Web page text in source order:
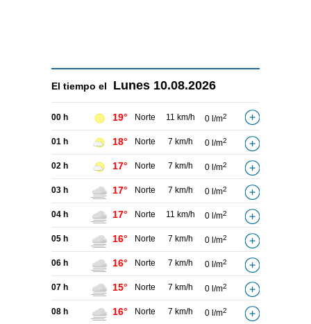
El tiempo el Lunes 10.08.2026
00 h 19° Norte 11 km/h 0 l/m2
01 h 18° Norte 7 km/h 0 l/m2
02 h 17° Norte 7 km/h 0 l/m2
03 h 17° Norte 7 km/h 0 l/m2
04 h 17° Norte 11 km/h 0 l/m2
05 h 16° Norte 7 km/h 0 l/m2
06 h 16° Norte 7 km/h 0 l/m2
07 h 15° Norte 7 km/h 0 l/m2
08 h 16° Norte 7 km/h 0 l/m2